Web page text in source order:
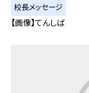
校長メッセージ
【画像】てんしば